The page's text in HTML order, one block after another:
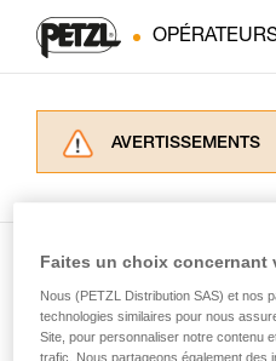
AVERTISSEMENTS
informations de la
d’informations.
Maîtriser ces
formation et un
Voir tous
Faites un choix concernant
Nous (PETZL Distribution SAS) et nos
technologies similaires pour nous
Site, pour personnaliser notre contenu